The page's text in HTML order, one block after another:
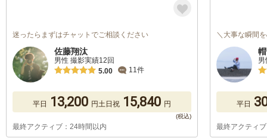
迷ったらまずはチャットでご相談ください
佐藤翔汰
男性 撮影実績12回
5.00
11件
平日 13,200 円土日祝 15,840 円
最終アクティブ：24時間以内
＼大事な瞬間
男
平日
最終アクティ